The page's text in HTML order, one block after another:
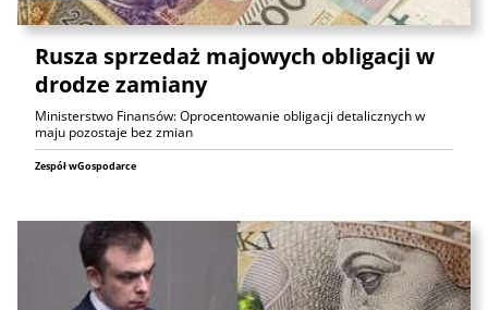
Rusza sprzedaż majowych obligacji w
drodze zamiany
Ministerstwo Finansów: Oprocentowanie obligacji detalicznych w
maju pozostaje bez zmian
Zespół wGospodarce